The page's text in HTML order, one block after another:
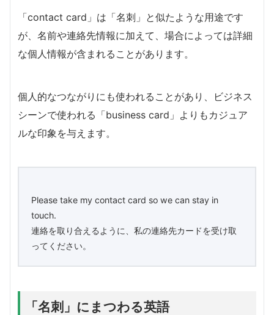
「contact card」は「名刺」と似たような用途です
が、名前や連絡先情報に加えて、場合によっては詳細
な個人情報が含まれることがあります。
個人的なつながりにも使われることがあり、ビジネス
シーンで使われる「business card」よりもカジュア
ルな印象を与えます。
Please take my contact card so we can stay in
touch.
連絡を取り合えるように、私の連絡先カードを受け取
ってください。
「名刺」にまつわる英語